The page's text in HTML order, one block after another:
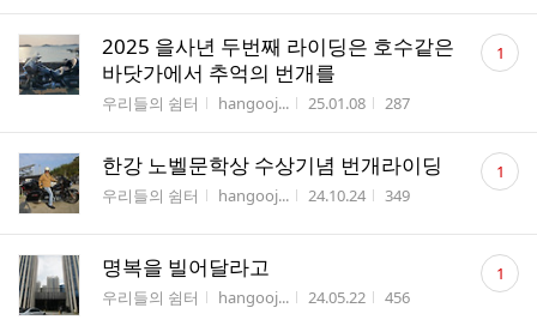
2025 을사년 두번째 라이딩은 호수같은
바닷가에서 추억의 번개를
게시판명
우리들의 쉼터 작성자
hangooj... 작성시간
25.01.08 조회수
287
댓
글 1
한강 노벨문학상 수상기념 번개라이딩
게시판명
우리들의 쉼터 작성자
hangooj... 작성시간
24.10.24 조회수
349
댓
글 1
명복을 빌어달라고
게시판명
우리들의 쉼터 작성자
hangooj... 작성시간
24.05.22 조회수
456
댓
글 1